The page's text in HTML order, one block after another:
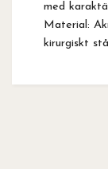
med
Material:
kirurgiskt